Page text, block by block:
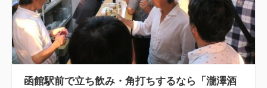
函館駅前で立ち飲み・角打ちするなら「瀧澤酒